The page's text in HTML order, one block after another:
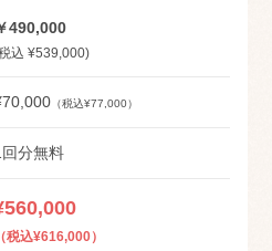
490,000
込 ¥539,000)
（税込¥77,000）
回分無料
（税込¥616,000）